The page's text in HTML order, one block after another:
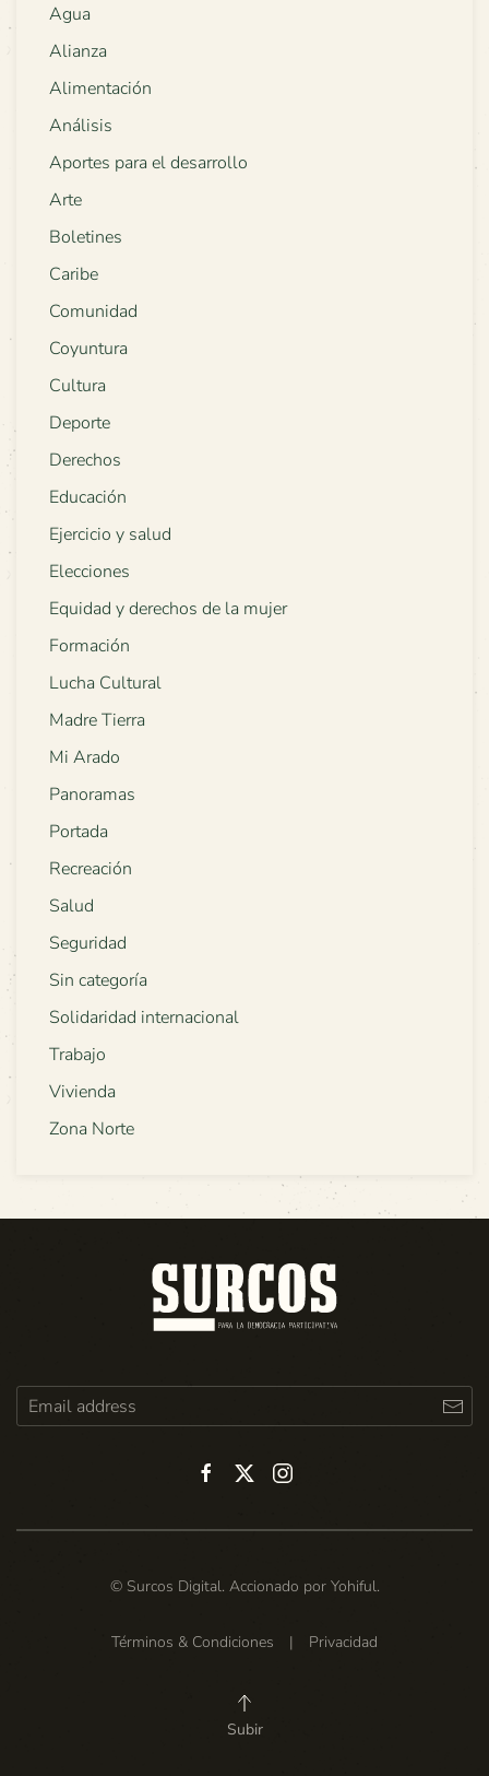
Agua
Alianza
Alimentación
Análisis
Aportes para el desarrollo
Arte
Boletines
Caribe
Comunidad
Coyuntura
Cultura
Deporte
Derechos
Educación
Ejercicio y salud
Elecciones
Equidad y derechos de la mujer
Formación
Lucha Cultural
Madre Tierra
Mi Arado
Panoramas
Portada
Recreación
Salud
Seguridad
Sin categoría
Solidaridad internacional
Trabajo
Vivienda
Zona Norte
© Surcos Digital. Accionado por Yohiful.
Términos & Condiciones | Privacidad
Subir